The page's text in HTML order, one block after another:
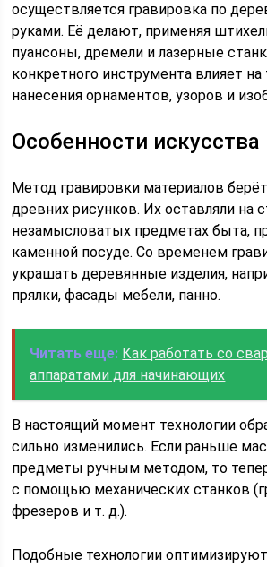
осуществляется гравировка по
руками. Её делают, применяя
пуансоны, дремели и лазерные
конкретного инструмента влияет на
нанесения орнаментов, узоров и
Особенности искусства
Метод гравировки материалов
древних рисунков. Их оставляли на
незамысловатых предметах быта,
каменной посуде. Со временем
украшать деревянные изделия,
прялки, фасады мебели, панно.
Читать еще: Как работать со
аппаратами для начинающих
В настоящий момент технологии
сильно изменились. Если раньше
предметы ручным методом, то
с помощью механических станков
фрезеров и т. д.).
Подобные технологии